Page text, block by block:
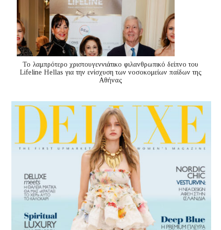
Το λαμπρότερο χριστουγεννιάτικο φιλανθρωπικό δείπνο του
Lifeline Hellas για την ενίσχυση των νοσοκομείων παίδων της
Αθήνας